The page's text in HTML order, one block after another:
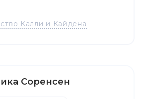
Калли и Кайдена
Соренсен